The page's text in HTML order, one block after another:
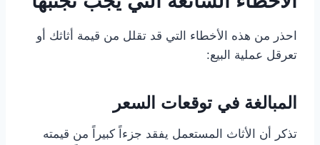
احذر من هذه الأخطاء التي قد تقلل من قيمة أثاثك أو
تعرقل عملية البيع:
المبالغة في توقعات السعر
تذكر أن الأثاث المستعمل يفقد جزءاً كبيراً من قيمته